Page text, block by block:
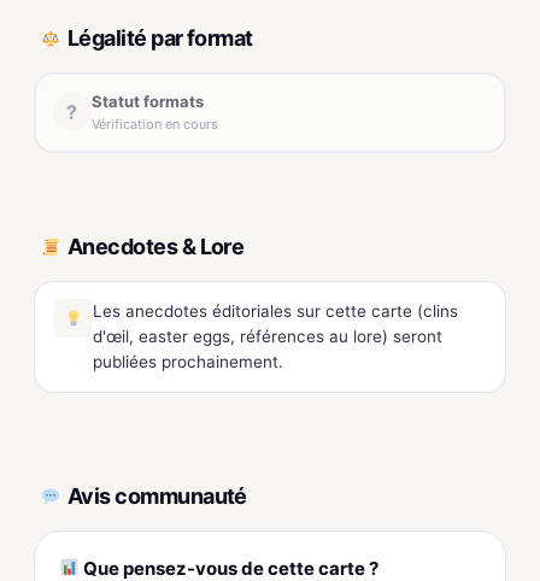
Légalité par format
? Statut formats
Vérification en cours
Anecdotes & Lore
Les anecdotes éditoriales sur cette carte (clins
d'œil, easter eggs, références au lore) seront
publiées prochainement.
Avis communauté
Que pensez-vous de cette carte ?